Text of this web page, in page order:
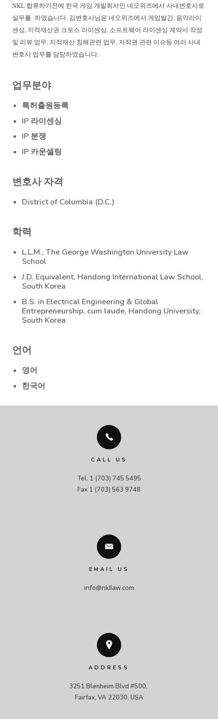
NKL 합류하기전에 한국 게임 개발회사인 네오위즈에서 사내변호사로
실무를 하였습니다. 김변호사님은 네오위즈에서 게임발간, 음악라이
센싱, 지적재산권 크로스 라이센싱, 소프트웨어 라이센싱 계약서 작성
및 리뷰 업무, 지적재산 침해관련 업무, 저작권 관련 이슈등 여러 사내
변호사 업무를 담당하였습니다.
업무분야
특허출원등록
IP 라이센싱
IP 분쟁
IP 카운셀링
변호사 자격
District of Columbia (D.C.)
학력
L.L.M., The George Washington University Law
School
J.D. Equivalent, Handong International Law School,
South Korea
B.S. in Electrical Engineering & Global
Entrepreneurship, cum laude, Handong University,
South Korea
언어
영어
한국어
CALL US
Tel. 1 (703) 745 5495
Fax 1 (703) 563 9748
EMAIL US
info@nkllaw.com
ADDRESS
3251 Blenheim Blvd #500,
Fairfax, VA 22030, USA